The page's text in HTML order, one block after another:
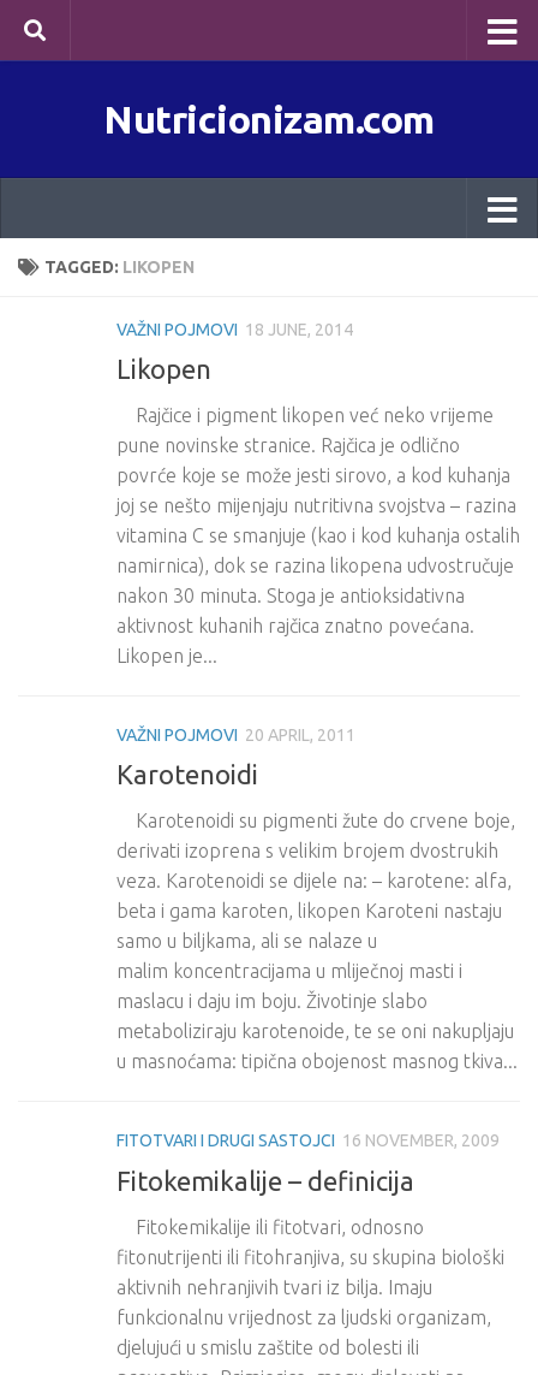
Skip to content
Nutricionizam.com
TAGGED: LIKOPEN
VAŽNI POJMOVI 18 JUNE, 2014
Likopen
Rajčice i pigment likopen već neko vrijeme
pune novinske stranice. Rajčica je odlično
povrće koje se može jesti sirovo, a kod kuhanja
joj se nešto mijenjaju nutritivna svojstva – razina
vitamina C se smanjuje (kao i kod kuhanja ostalih
namirnica), dok se razina likopena udvostručuje
nakon 30 minuta. Stoga je antioksidativna
aktivnost kuhanih rajčica znatno povećana.
Likopen je...
VAŽNI POJMOVI 20 APRIL, 2011
Karotenoidi
Karotenoidi su pigmenti žute do crvene boje,
derivati izoprena s velikim brojem dvostrukih
veza. Karotenoidi se dijele na: – karotene: alfa,
beta i gama karoten, likopen Karoteni nastaju
samo u biljkama, ali se nalaze u
malim koncentracijama u mliječnoj masti i
maslacu i daju im boju. Životinje slabo
metaboliziraju karotenoide, te se oni nakupljaju
u masnoćama: tipična obojenost masnog tkiva...
FITOTVARI I DRUGI SASTOJCI 16 NOVEMBER, 2009
Fitokemikalije – definicija
Fitokemikalije ili fitotvari, odnosno
fitonutrijenti ili fitohranjiva, su skupina biološki
aktivnih nehranjivih tvari iz bilja. Imaju
funkcionalnu vrijednost za ljudski organizam,
djelujući u smislu zaštite od bolesti ili